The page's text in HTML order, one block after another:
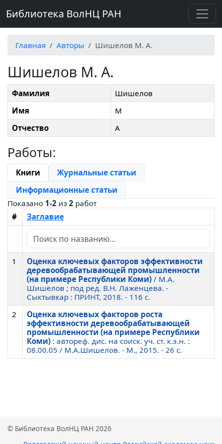
Библиотека ВолНЦ РАН
Главная Авторы Шишелов М. А.
Шишелов М. А.
Фамилия
Шишелов
Имя
М
Отчество
А
Работы:
Книги
Журнальные статьи
Информационные статьи
Показано 1-2 из 2 работ
#
Заглавие
1
Оценка ключевых факторов эффективности
деревообрабатывающей промышленности
(на примере Республики Коми) / М.А.
Шишелов ; под ред. В.Н. Лаженцева. -
Сыктывкар : ПРИНТ, 2018. - 116 c.
2
Оценка ключевых факторов роста
эффективности деревообрабатывающей
промышленности (на примере Республики
Коми) : автореф. дис. на соиск. уч. ст. к.э.н. :
08.00.05 / М.А.Шишелов. - М., 2015. - 26 c.
© Библиотека ВолНЦ РАН 2026